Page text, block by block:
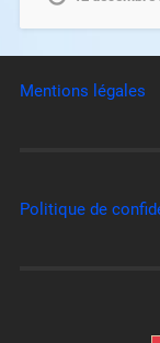
Mentions légales
Politique de